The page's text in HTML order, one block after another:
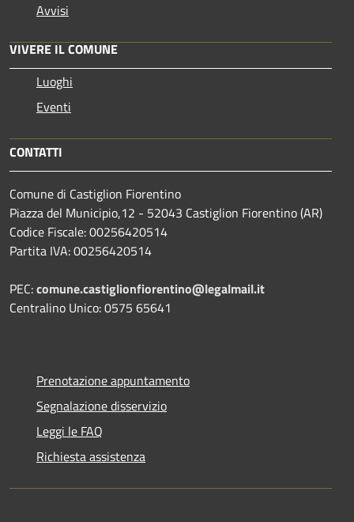
Avvisi
VIVERE IL COMUNE
Luoghi
Eventi
CONTATTI
Comune di Castiglion Fiorentino
Piazza del Municipio,12 - 52043 Castiglion Fiorentino (AR)
Codice Fiscale: 00256420514
Partita IVA: 00256420514
PEC:comune.castiglionfiorentino@legalmail.it
Centralino Unico: 0575 65641
Prenotazione appuntamento
Segnalazione disservizio
Leggi le FAQ
Richiesta assistenza